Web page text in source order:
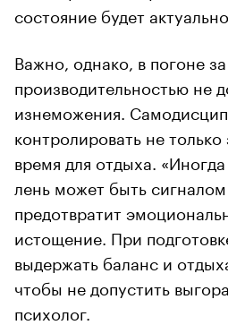
состояние будет
Важно, однако, в погоне
производительностью не
изнеможения.
контролировать не
время для отдыха.
лень может быть
предотвратит
истощение. При
выдержать баланс и
чтобы не допустить
психолог.